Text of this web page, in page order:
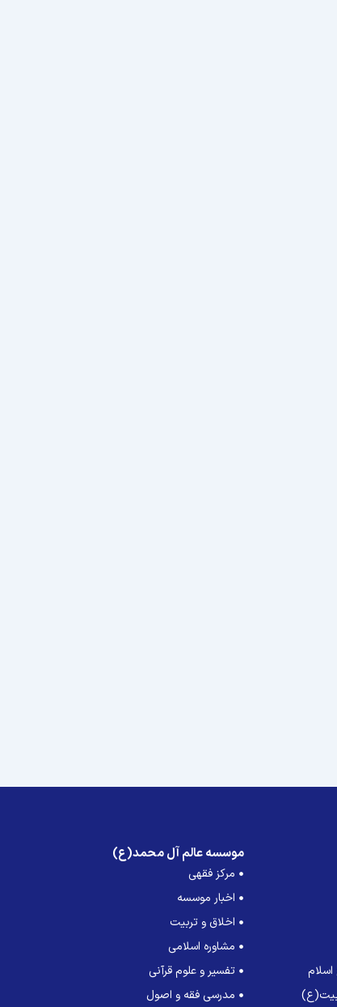
بیت(ع)
موسسه عالم آل محمد(ع)
مرکز فقهی
اخبار موسسه
اخلاق و تربیت
مشاوره اسلامی
تفسیر و علوم قرآنی
مدرسی فقه و اصول